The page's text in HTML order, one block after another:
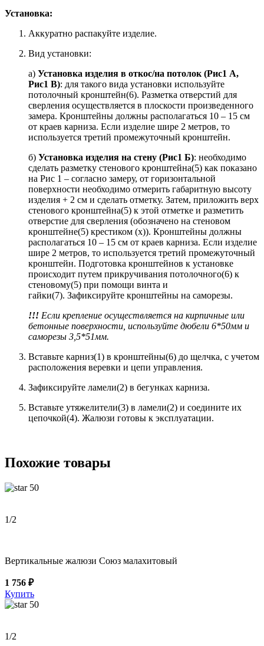
Установка:
Аккуратно распакуйте изделие.
Вид установки:
а) Установка изделия в откос/на потолок (Рис1 А,
Рис1 В): для такого вида установки используйте
потолочный кронштейн(6). Разметка отверстий для
сверления осуществляется в плоскости произведенного
замера. Кронштейны должны располагаться 10 – 15 см
от краев карниза. Если изделие шире 2 метров, то
используется третий промежуточный кронштейн.
б) Установка изделия на стену (Рис1 Б): необходимо
сделать разметку стенового кронштейна(5) как показано
на Рис 1 – согласно замеру, от горизонтальной
поверхности необходимо отмерить габаритную высоту
изделия + 2 см и сделать отметку. Затем, приложить верх
стенового кронштейна(5) к этой отметке и разметить
отверстие для сверления (обозначено на стеновом
кронштейне(5) крестиком (х)). Кронштейны должны
располагаться 10 – 15 см от краев карниза. Если изделие
шире 2 метров, то используется третий промежуточный
кронштейн. Подготовка кронштейнов к установке
происходит путем прикручивания потолочного(6) к
стеновому(5) при помощи винта и
гайки(7). Зафиксируйте кронштейны на саморезы.
!!! Если крепление осуществляется на кирпичные или
бетонные поверхности, используйте дюбели 6*50мм и
саморезы 3,5*51мм.
Вставьте карниз(1) в кронштейны(6) до щелчка, с учетом
расположения веревки и цепи управления.
Зафиксируйте ламели(2) в бегунках карниза.
Вставьте утяжелители(3) в ламели(2) и соедините их
цепочкой(4). Жалюзи готовы к эксплуатации.
Похожие товары
50
1/2
Вертикальные жалюзи Союз малахитовый
1 756 ₽
Купить
50
1/2